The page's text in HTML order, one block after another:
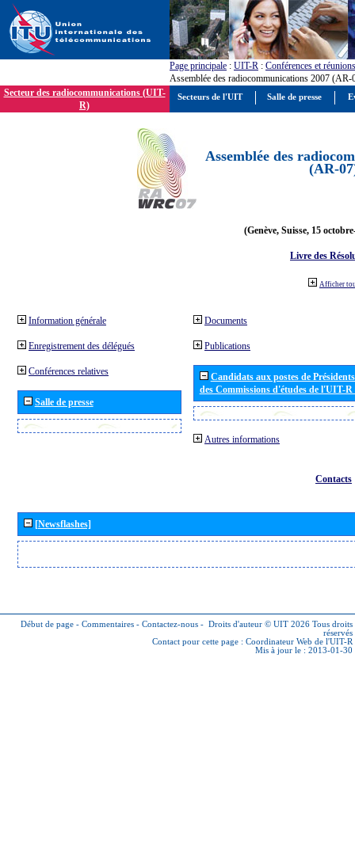
Page principale : UIT-R : Conférences et réunions
Assemblée des radiocommunications 2007 (AR-
Secteur des radiocommunications (UIT-
R)
Assemblée des
(AR-
(Genève, Suisse, 15
Livre des
Afficher
Information générale
Enregistrement des délégués
Conférences relatives
Salle de presse
Documents
Publications
Candidats aux postes de
des Commissions d'études de l'UIT-
Autres informations
Contacts
[Newsflashes]
Début de page - Commentaires - Contactez-nous - Droits d'auteur © UIT 2026 Tous droits
réservés
Contact pour cette page : Coordinateur Web de l'UIT-R
Mis à jour le : 2013-01-30
Secteurs de l'UIT Salle de presse